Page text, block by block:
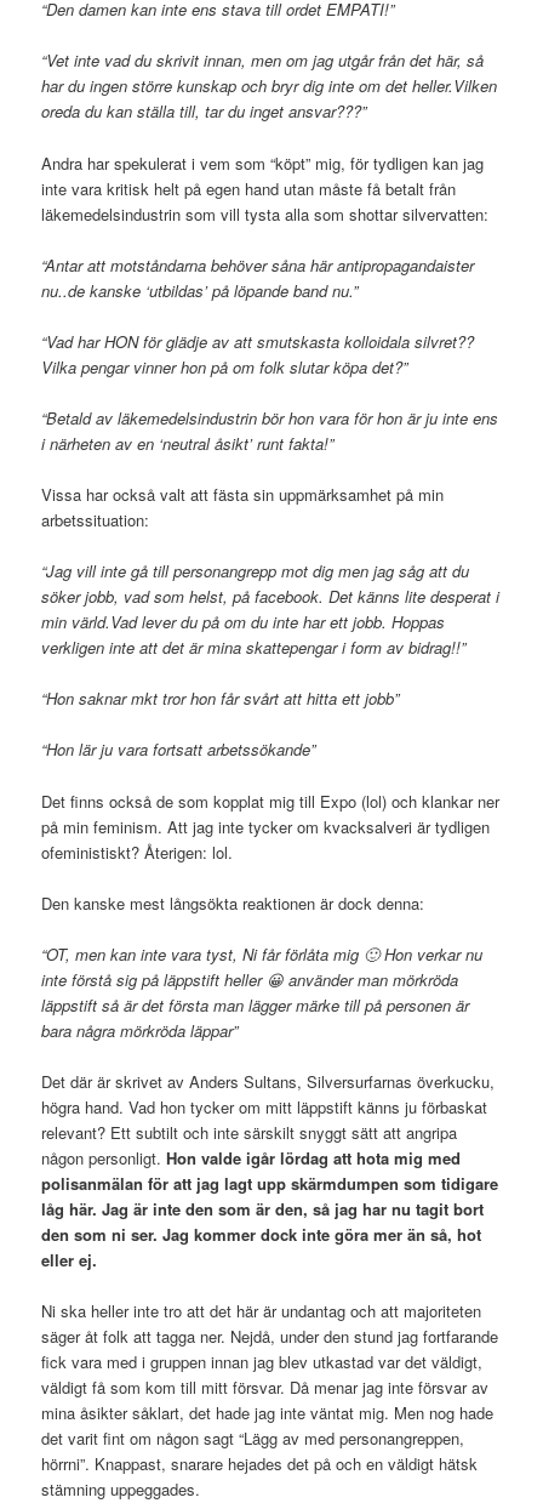
“Den damen kan inte ens stava till ordet EMPATI!”
“Vet inte vad du skrivit innan, men om jag utgår från det här, så
har du ingen större kunskap och bryr dig inte om det heller.Vilken
oreda du kan ställa till, tar du inget ansvar???”
Andra har spekulerat i vem som “köpt” mig, för tydligen kan jag
inte vara kritisk helt på egen hand utan måste få betalt från
läkemedelsindustrin som vill tysta alla som shottar silvervatten:
“Antar att motståndarna behöver såna här antipropagandaister
nu..de kanske ‘utbildas’ på löpande band nu.”
“Vad har HON för glädje av att smutskasta kolloidala silvret??
Vilka pengar vinner hon på om folk slutar köpa det?”
“Betald av läkemedelsindustrin bör hon vara för hon är ju inte ens
i närheten av en ‘neutral åsikt’ runt fakta!”
Vissa har också valt att fästa sin uppmärksamhet på min
arbetssituation:
“Jag vill inte gå till personangrepp mot dig men jag såg att du
söker jobb, vad som helst, på facebook.Det känns lite desperat i
min värld.Vad lever du på om du inte har ett jobb. Hoppas
verkligen inte att det är mina skattepengar i form av bidrag!!”
“Hon saknar mkt tror hon får svårt att hitta ett jobb”
“Hon lär ju vara fortsatt arbetssökande”
Det finns också de som kopplat mig till Expo (lol) och klankar ner
på min feminism. Att jag inte tycker om kvacksalveri är tydligen
ofeministiskt? Återigen: lol.
Den kanske mest långsökta reaktionen är dock denna:
“OT, men kan inte vara tyst, Ni får förlåta mig 🙂 Hon verkar nu
inte förstå sig på läppstift heller 😀 använder man mörkröda
läppstift så är det första man lägger märke till på personen är
bara några mörkröda läppar”
Det där är skrivet av Anders Sultans, Silversurfarnas överkucku,
högra hand. Vad hon tycker om mitt läppstift känns ju förbaskat
relevant? Ett subtilt och inte särskilt snyggt sätt att angripa
någon personligt.Hon valde igår lördag att hota mig med
polisanmälan för att jag lagt upp skärmdumpen som tidigare
låg här. Jag är inte den som är den, så jag har nu tagit bort
den som ni ser. Jag kommer dock inte göra mer än så, hot
eller ej.
Ni ska heller inte tro att det här är undantag och att majoriteten
säger åt folk att tagga ner. Nejdå, under den stund jag fortfarande
fick vara med i gruppen innan jag blev utkastad var det väldigt,
väldigt få som kom till mitt försvar. Då menar jag inte försvar av
mina åsikter såklart, det hade jag inte väntat mig. Men nog hade
det varit fint om någon sagt “Lägg av med personangreppen,
hörrni”. Knappast, snarare hejades det på och en väldigt hätsk
stämning uppeggades.